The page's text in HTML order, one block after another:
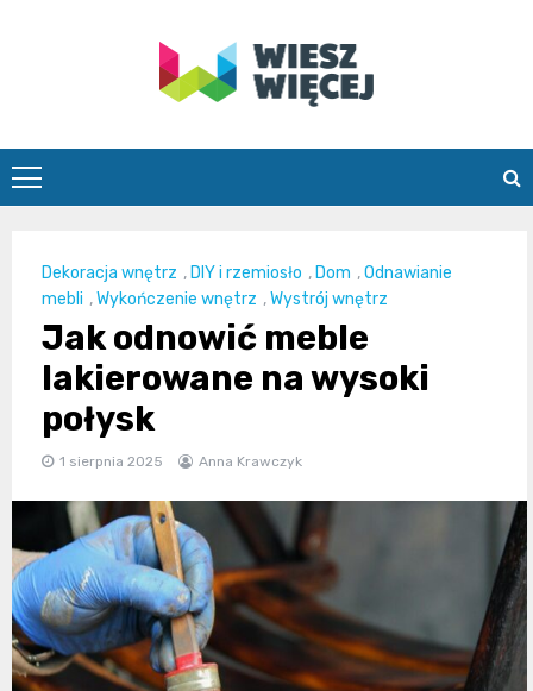
Dekoracja wnętrz , DIY i rzemiosło , Dom ,Odnawianie
mebli ,Wykończenie wnętrz ,Wystrój wnętrz
Jak odnowić meble
lakierowane na wysoki
połysk
1 sierpnia 2025 Anna Krawczyk